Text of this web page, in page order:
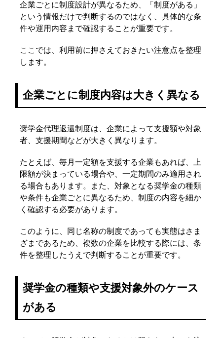
企業ごとに制度設計が異なるため、「制度がある」
という情報だけで判断するのではなく、具体的な条
件や運用内容まで確認することが重要です。
ここでは、利用前に押さえておきたい注意点を整理
します。
企業ごとに制度内容は大きく異なる
奨学金代理返還制度は、企業によって支援額や対象
者、支援期間などが大きく異なります。
たとえば、毎月一定額を支援する企業もあれば、上
限額が決まっている場合や、一定期間のみ適用され
る場合もあります。また、対象となる奨学金の種類
や条件も企業ごとに異なるため、制度の内容を細か
く確認する必要があります。
このように、同じ名称の制度であっても実態はさま
ざまであるため、複数の企業を比較する際には、条
件を整理したうえで判断することが重要です。
奨学金の種類や支援対象外のケース
がある